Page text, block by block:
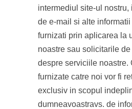
intermediul site-ul nostru,
de e-mail si alte
furnizati prin aplicarea la
noastre sau solicitarile
despre serviciile noastre.
furnizate catre noi vor fi
exclusiv in scopul
dumneavoastravs. de